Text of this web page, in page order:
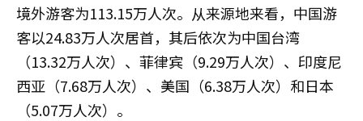
境外游客为113.15万人次。从来源地来看，中国游
客以24.83万人次居首，其后依次为中国台湾
（13.32万人次）、菲律宾（9.29万人次）、印度尼
西亚（7.68万人次）、美国（6.38万人次）和日本
（5.07万人次）。